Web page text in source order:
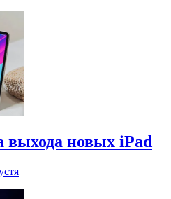
выхода новых iPad